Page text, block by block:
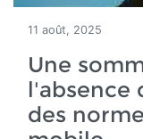
11 août, 2025
Une
l'absence
des